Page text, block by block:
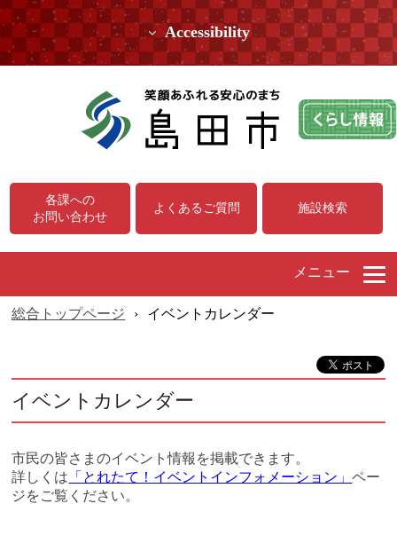
Accessibility
各課への
お問い合わせ
よくあるご質問 施設検索
メニュー
総合トップページ › イベントカレンダー
イベントカレンダー
市民の皆さまのイベント情報を掲載できます。
詳しくは 「とれたて！イベントインフォメーション」ペー
ジをご覧ください。